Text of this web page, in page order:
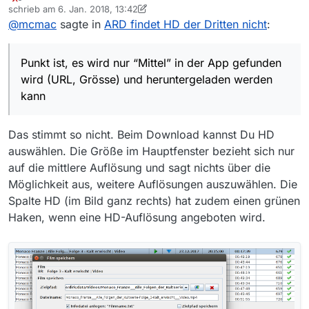
heruntergeladen. Nach dem update auf 13.0.6 gehe
ich auf Sender “BR”, Thema “Monaco Franze…” und
vorher schon angegeben und nicht “unbekannt”.
war das Problem. Hab den falschen Begriff verwendet.
:(
zumindest)
Punkt ist, es wird nur “Mittel” in der App gefunden
Bzgl. der Konfiguration: Ich vermute die URLs pro
um sie ggf. selber anpassen zu können.
Offline
schrieb am 6. Jan. 2018, 13:42
zuletzt editiert von MenchenSued
@mcmac sagte in ARD findet HD der Dritten nicht:
Punkt ist, es wird nur “Mittel” in der App gefunden
wird (URL, Grösse) und heruntergeladen werden
kann
Das stimmt so nicht. Beim Download kannst Du HD
auswählen. Die Größe im Hauptfenster bezieht sich nur
auf die mittlere Auflösung und sagt nichts über die
Möglichkeit aus, weitere Auflösungen auszuwählen. Die
Spalte HD (im Bild ganz rechts) hat zudem einen grünen
Haken, wenn eine HD-Auflösung angeboten wird.